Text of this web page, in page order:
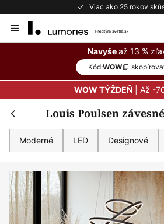
Bezplatné vrátenie do
to
Navyšeaž 13 %
Kód:WOW
WOW TÝŽDEŇ| Až -
Louis Poulsen
Moderné LED Designové